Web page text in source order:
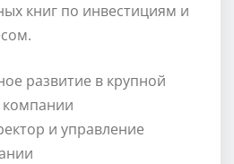
книг по инвестициям и
развитие в крупной
и управление